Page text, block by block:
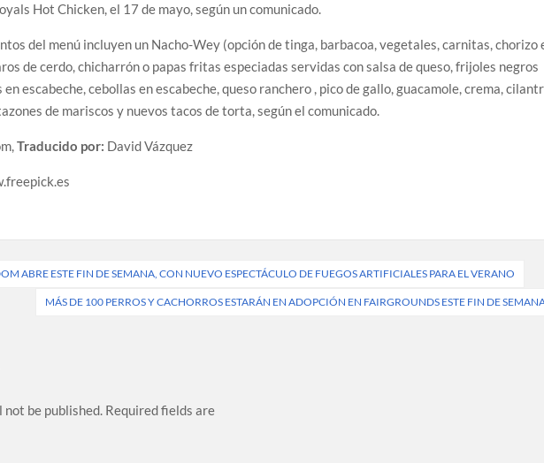
Hot Chicken, el 17 de mayo, según un comunicado.
del menú incluyen un Nacho-Wey (opción de tinga, barbacoa, vegetales, carnitas, chorizo
de cerdo, chicharrón o papas fritas especiadas servidas con salsa de queso, frijoles negros
escabeche, cebollas en escabeche, queso ranchero , pico de gallo, guacamole, crema,
de mariscos y nuevos tacos de torta, según el comunicado.
Traducido por: David Vázquez
ABRE ESTE FIN DE SEMANA, CON NUEVO ESPECTÁCULO DE FUEGOS ARTIFICIALES PARA EL VERANO
MÁS DE 100 PERROS Y CACHORROS ESTARÁN EN ADOPCIÓN EN FAIRGROUNDS ESTE FIN DE
not be published. Required fields are